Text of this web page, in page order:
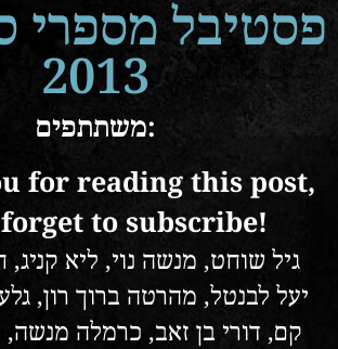
פסטיבל מספרי
2013
משתתפים:
for reading this post,
to subscribe!
גיל שוחט, מנשה נוי, ליא קניג,
יעל לבנטל, מהרטה ברוך רון,
קם, דורי בן זאב, כרמלה